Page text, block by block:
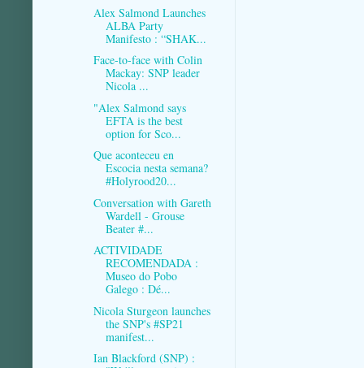
Alex Salmond Launches
ALBA Party
Manifesto : “SHAK...
Face-to-face with Colin
Mackay: SNP leader
Nicola ...
"Alex Salmond says
EFTA is the best
option for Sco...
Que aconteceu en
Escocia nesta semana?
#Holyrood20...
Conversation with Gareth
Wardell - Grouse
Beater #...
ACTIVIDADE
RECOMENDADA :
Museo do Pobo
Galego : Dé...
Nicola Sturgeon launches
the SNP's #SP21​
manifest...
Ian Blackford (SNP) :